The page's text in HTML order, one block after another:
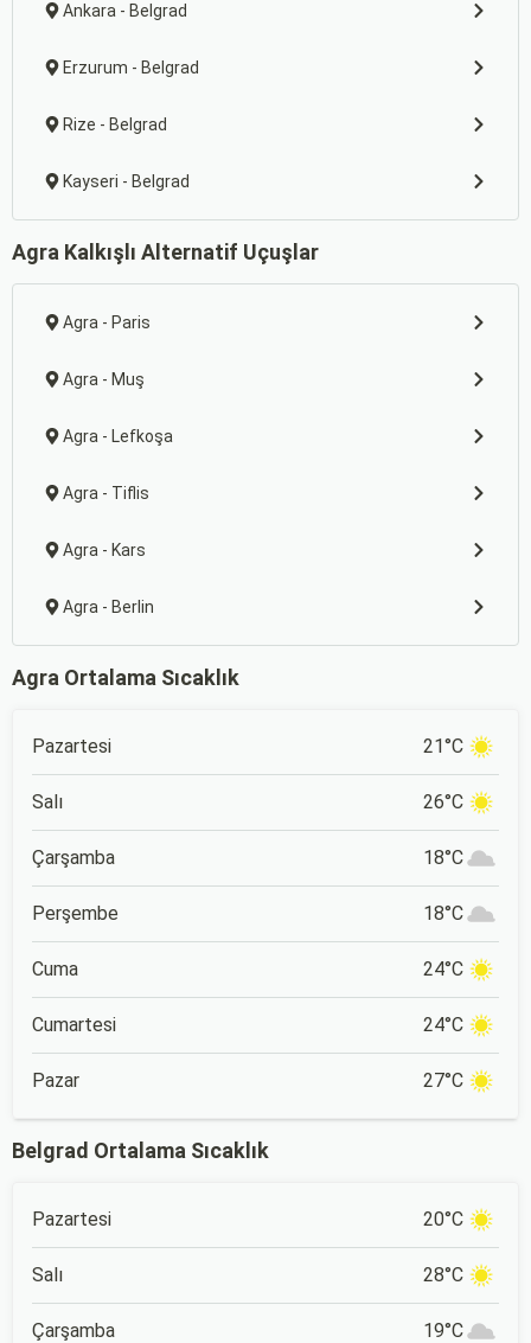
Ankara - Belgrad
Erzurum - Belgrad
Rize - Belgrad
Kayseri - Belgrad
Agra Kalkışlı Alternatif Uçuşlar
Agra - Paris
Agra - Muş
Agra - Lefkoşa
Agra - Tiflis
Agra - Kars
Agra - Berlin
Agra Ortalama Sıcaklık
Pazartesi 21°C
Salı 26°C
Çarşamba 18°C
Perşembe 18°C
Cuma 24°C
Cumartesi 24°C
Pazar 27°C
Belgrad Ortalama Sıcaklık
Pazartesi 20°C
Salı 28°C
Çarşamba 19°C